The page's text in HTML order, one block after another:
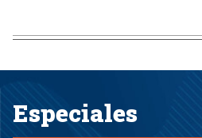
Especiales